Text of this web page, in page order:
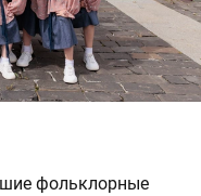
фольклорные